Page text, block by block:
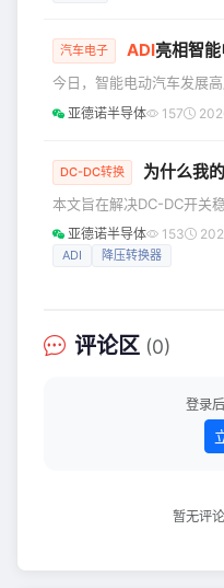
在电控领域有深厚积累：
关节驱动、高端伺服控制，
机应用，均有成熟方案落
向家电市场，并非从零起
市场向下沉淀、向上赋能，
价比的规模化解决方案。
汽车电子 ADI亮相智能电动汽车
今日，智能电动汽车发展
ADI以“智能互联，开启车
义汽车（SDV）演进提供
器的数量呈指数级增长，
亚德诺半导体 157
DC-DC转换 为什么我的电源会
本文旨在解决DC-DC开关
级设计中面临的复杂难题，
感问题。设计人员为了获得
件都会导致意想不到 的后
成芯片严重损坏并降低效率
保负载电流不会超过电感
定值，会出现什么情况。
亚德诺半导体 153
ADI 降压转换器
评论区 (0)
登录
暂无评